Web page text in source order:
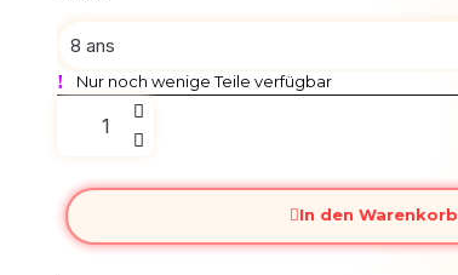
Nur noch wenige Teile verfügbar
In den Warenkorb